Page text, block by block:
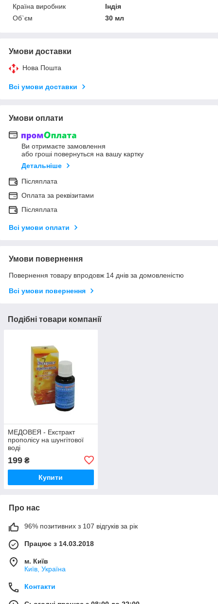
Країна виробник
Індія
Об`єм
30 мл
Умови доставки
Нова Пошта
Всі умови доставки
Умови оплати
Ви отримаєте замовлення
або гроші повернуться на вашу картку
Детальніше
Післяплата
Оплата за реквізитами
Післяплата
Всі умови оплати
Умови повернення
Повернення товару впродовж 14 днів за домовленістю
Всі умови повернення
Подібні товари компанії
МЕДОВЕЯ - Екстракт
прополісу на шунгітової
воді
199 ₴
Купити
Про нас
96% позитивних з 107 відгуків за рік
Працює з 14.03.2018
м. Київ
Київ, Україна
Контакти